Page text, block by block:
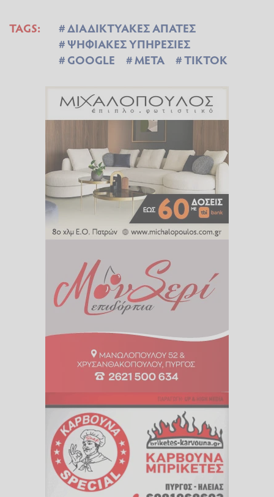
TAGS:
ΔΙΑΔΙΚΤΥΑΚΕΣ ΑΠΑΤΕΣ
ΨΗΦΙΑΚΕΣ ΥΠΗΡΕΣΙΕΣ
GOOGLE
META TIKTOK